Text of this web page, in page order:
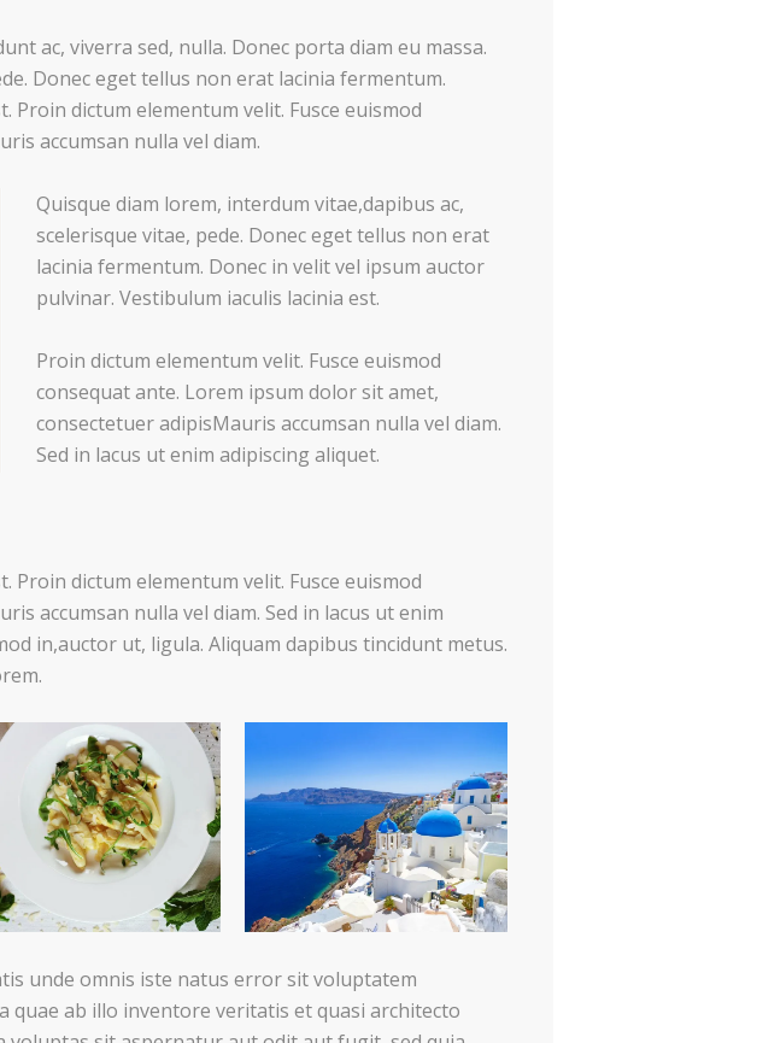
ac, viverra sed, nulla. Donec porta diam eu massa.
Donec eget tellus non erat lacinia fermentum.
Proin dictum elementum velit. Fusce euismod
accumsan nulla vel diam.
Quisque diam lorem, interdum vitae,dapibus ac,
scelerisque vitae, pede. Donec eget tellus non erat
lacinia fermentum. Donec in velit vel ipsum auctor
pulvinar. Vestibulum iaculis lacinia est.
Proin dictum elementum velit. Fusce euismod
consequat ante. Lorem ipsum dolor sit amet,
consectetuer adipisMauris accumsan nulla vel diam.
Sed in lacus ut enim adipiscing aliquet.
Proin dictum elementum velit. Fusce euismod
accumsan nulla vel diam. Sed in lacus ut enim
in,auctor ut, ligula. Aliquam dapibus tincidunt metus.
unde omnis iste natus error sit voluptatem
quae ab illo inventore veritatis et quasi architecto